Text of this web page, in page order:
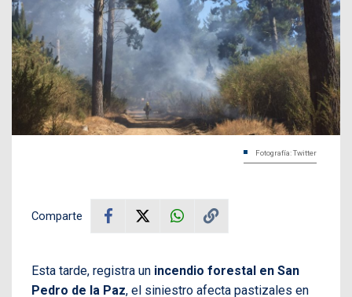
Fotografía: Twitter
Comparte
Esta tarde, registra un incendio forestal en San
Pedro de la Paz, el siniestro afecta pastizales en